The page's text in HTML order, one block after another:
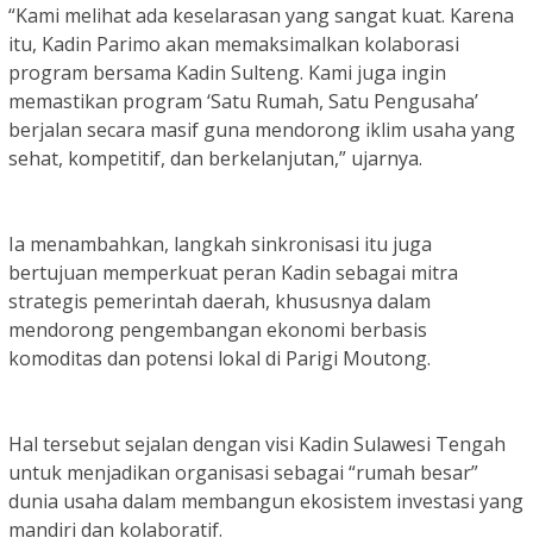
“Kami melihat ada keselarasan yang sangat kuat. Karena
itu, Kadin Parimo akan memaksimalkan kolaborasi
program bersama Kadin Sulteng. Kami juga ingin
memastikan program ‘Satu Rumah, Satu Pengusaha’
berjalan secara masif guna mendorong iklim usaha yang
sehat, kompetitif, dan berkelanjutan,” ujarnya.
Ia menambahkan, langkah sinkronisasi itu juga
bertujuan memperkuat peran Kadin sebagai mitra
strategis pemerintah daerah, khususnya dalam
mendorong pengembangan ekonomi berbasis
komoditas dan potensi lokal di Parigi Moutong.
Hal tersebut sejalan dengan visi Kadin Sulawesi Tengah
untuk menjadikan organisasi sebagai “rumah besar”
dunia usaha dalam membangun ekosistem investasi yang
mandiri dan kolaboratif.